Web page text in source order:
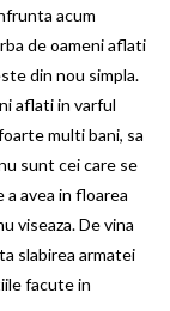
acum
de oameni aflati
din nou simpla.
aflati in varful
multi bani, sa
sunt cei care se
avea in floarea
viseaza. De vina
slabirea armatei
facute in